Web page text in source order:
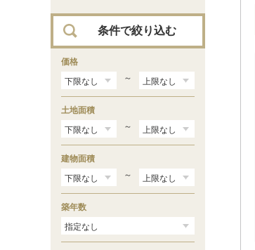
条件で絞り込む
価格
～
土地面積
～
建物面積
～
築年数